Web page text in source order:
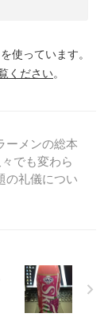
使っています。
ください。
ーメンの総本
でも変わら
の礼儀につい